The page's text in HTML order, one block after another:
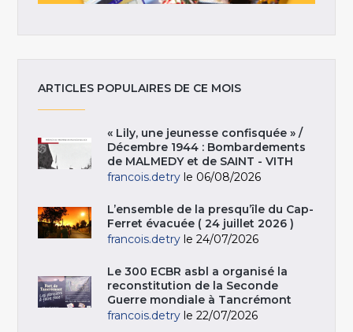
ARTICLES POPULAIRES DE CE MOIS
« Lily, une jeunesse confisquée » /
Décembre 1944 : Bombardements
de MALMEDY et de SAINT - VITH
francois.detry le 06/08/2026
L’ensemble de la presqu’île du Cap-
Ferret évacuée ( 24 juillet 2026 )
francois.detry le 24/07/2026
Le 300 ECBR asbl a organisé la
reconstitution de la Seconde
Guerre mondiale à Tancrémont
francois.detry le 22/07/2026